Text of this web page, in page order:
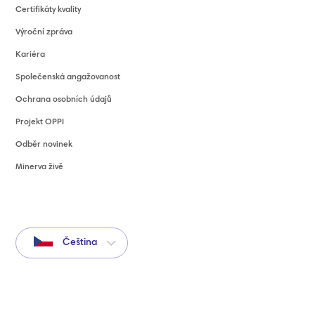
Certifikáty kvality
Výroční zpráva
Kariéra
Společenská angažovanost
Ochrana osobních údajů
Projekt OPPI
Odběr novinek
Minerva živě
Čeština